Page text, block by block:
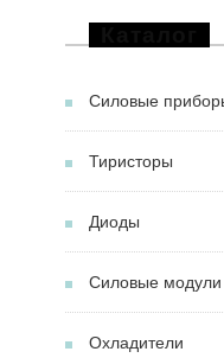
Силовые
Тиристоры
Диоды
Силовые модули
Охладители